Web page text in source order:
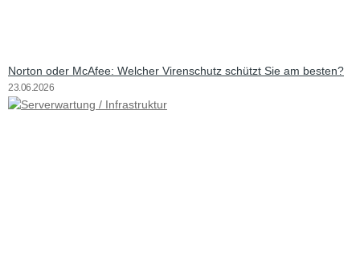
Norton oder McAfee: Welcher Virenschutz schützt Sie am besten?
23.06.2026